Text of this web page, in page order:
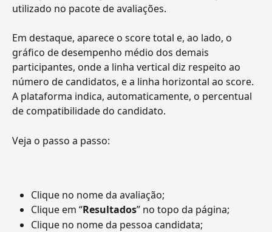
utilizado no pacote de avaliações.
Em destaque, aparece o score total e, ao lado, o
gráfico de desempenho médio dos demais
participantes, onde a linha vertical diz respeito ao
número de candidatos, e a linha horizontal ao score.
A plataforma indica, automaticamente, o percentual
de compatibilidade do candidato.
Veja o passo a passo:
Clique no nome da avaliação;
Clique em “Resultados” no topo da página;
Clique no nome da pessoa candidata;